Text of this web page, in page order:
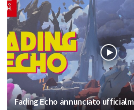
Fading Echo annunciato